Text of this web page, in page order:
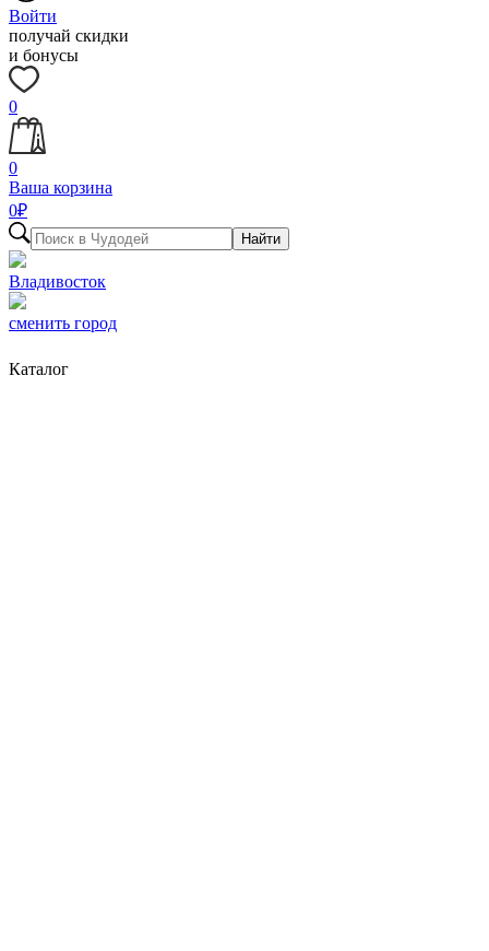
Войти
получай скидки
и бонусы
0
0
Ваша корзина
0₽
Найти
Владивосток
сменить город
Каталог